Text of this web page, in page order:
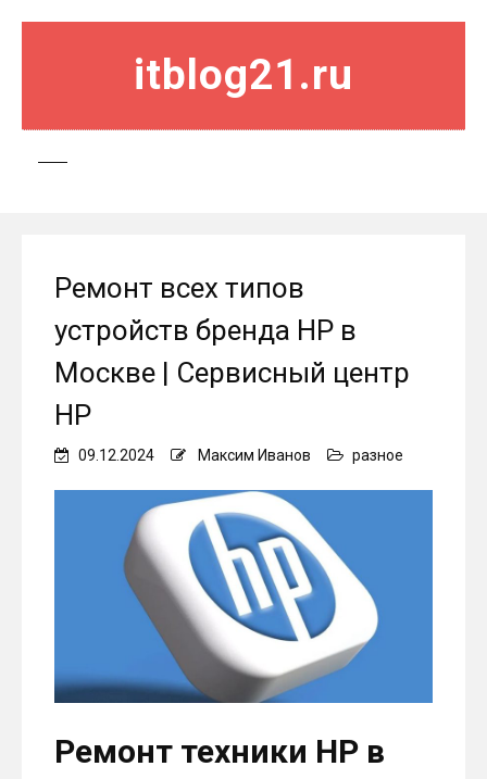
itblog21.ru
Ремонт всех типов
устройств бренда HP в
Москве | Сервисный центр
HP
09.12.2024 Максим Иванов разное
Ремонт техники HP в